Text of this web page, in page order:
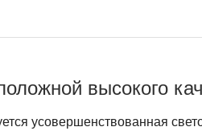
высокого
усовершенствованная